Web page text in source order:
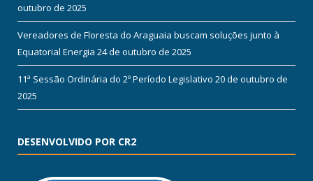
outubro de 2025
Vereadores de Floresta do Araguaia buscam soluções junto à
Equatorial Energia 24 de outubro de 2025
11ª Sessão Ordinária do 2º Período Legislativo 20 de outubro de
2025
DESENVOLVIDO POR CR2